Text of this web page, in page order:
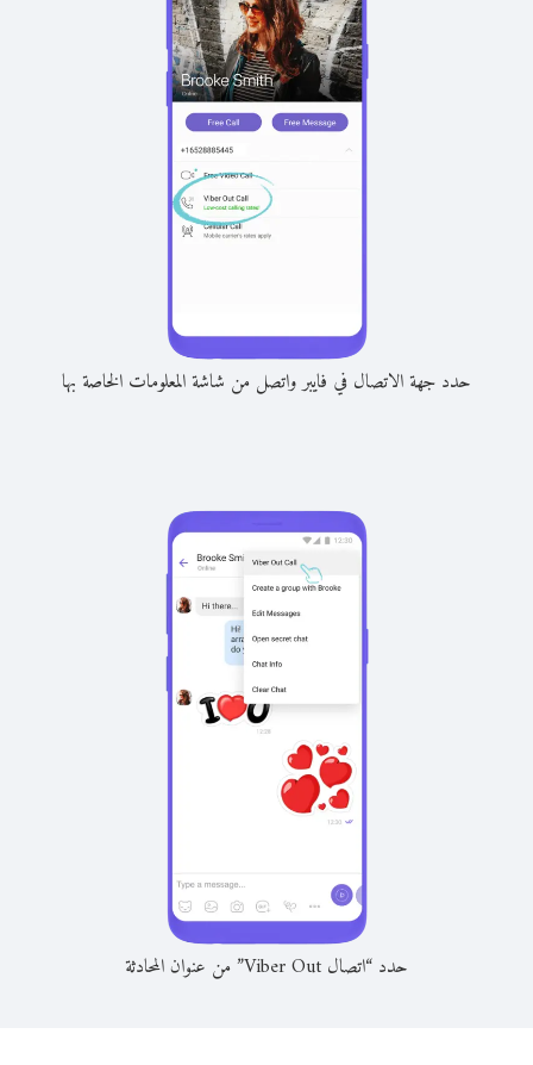
حدد جهة الاتصال في فايبر واتصل من شاشة المعلومات الخاصة بها
حدد “اتصال Viber Out” من عنوان المحادثة